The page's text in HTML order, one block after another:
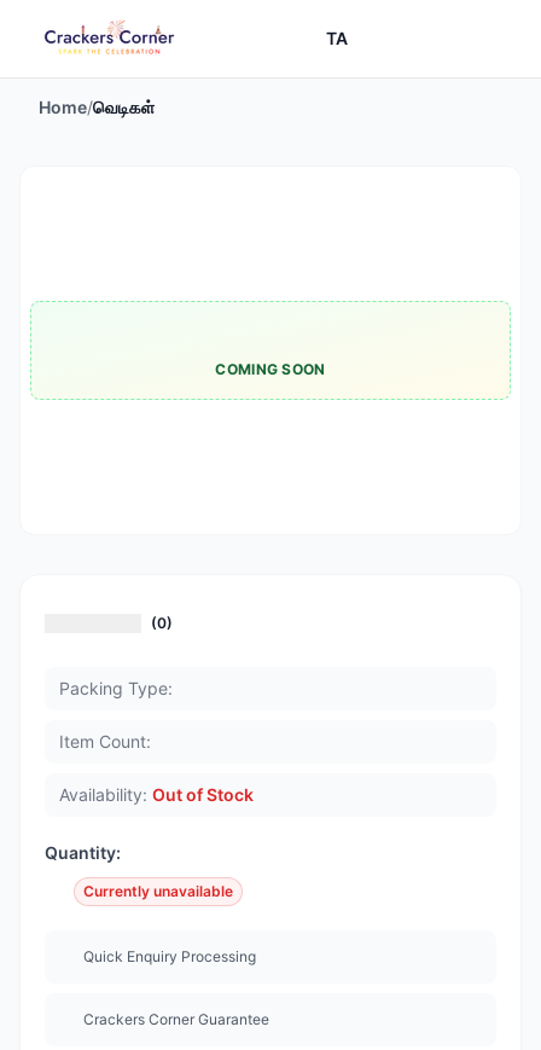
TA
Home/வெடிகள்
COMING SOON
(0)
Packing Type:
Item Count:
Availability: Out of Stock
Quantity:
Currently unavailable
Quick Enquiry Processing
Crackers Corner Guarantee